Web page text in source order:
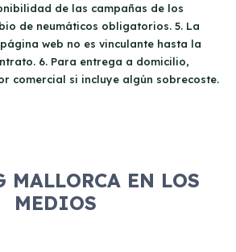
de las campañas de los
de neumáticos obligatorios. 5. La
web no es vinculante hasta la
6. Para entrega a domicilio,
comercial si incluye algún sobrecoste.
MALLORCA EN LOS
MEDIOS